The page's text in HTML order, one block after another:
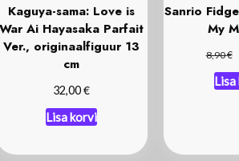
Kaguya-sama: Love is
War Ai Hayasaka Parfait
Ver., originaalfiguur 13
cm
32,00€
Lisa korvi
Sanrio
My
8,90€